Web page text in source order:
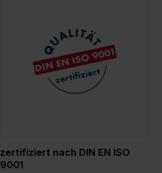
zertifiziert nach DIN EN ISO
9001